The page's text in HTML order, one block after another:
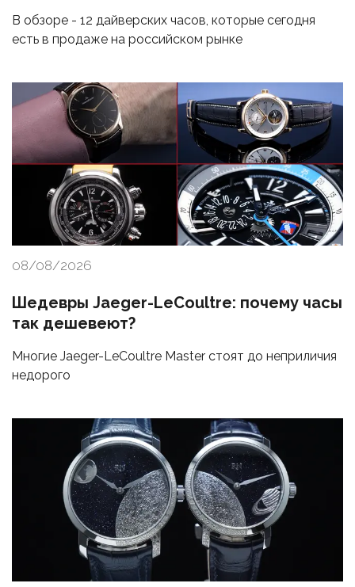
В обзоре - 12 дайверских часов, которые сегодня
есть в продаже на российском рынке
08/08/2026
Шедевры Jaeger-LeCoultre: почему часы
так дешевеют?
Многие Jaeger-LeCoultre Master стоят до неприличия
недорого